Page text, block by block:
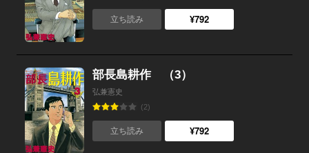
立ち読み ¥792
部長島耕作 （3）
弘兼憲史
(2)
立ち読み ¥792